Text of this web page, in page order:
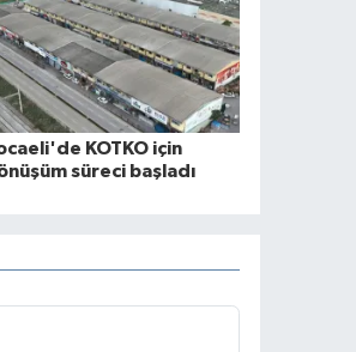
KOTKO için
süreci başladı